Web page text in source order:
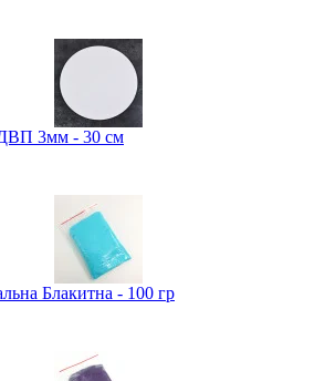
ДВП 3мм - 30 см
Блакитна - 100 гр